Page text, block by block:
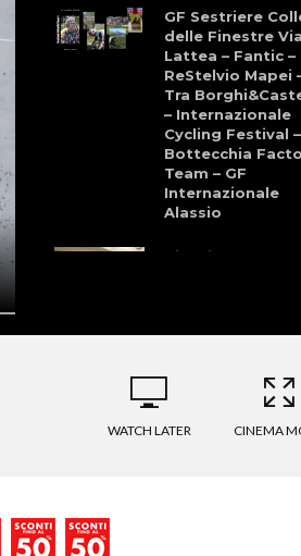
GF Sestriere
delle Finestre Via
Lattea – Fantic –
ReStelvio Mapei
Tra
– Internazionale
Cycling Festival –
Bottecchia
Team – GF
Internazionale
Alassio
Cinelli –
Granfondo dei
Garfagnana 28
Giugno 2026
WATCH LATER CINEMA